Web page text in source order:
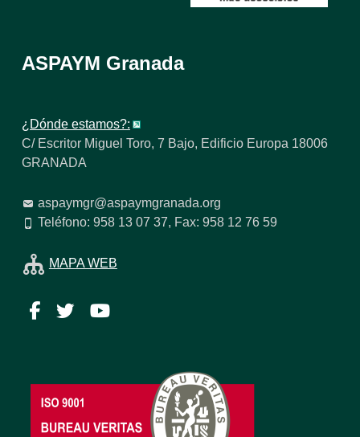
ASPAYM Granada
¿Dónde estamos?:
C/ Escritor Miguel Toro, 7 Bajo, Edificio Europa 18006
GRANADA
aspaymgr@aspaymgranada.org
Teléfono: 958 13 07 37, Fax: 958 12 76 59
MAPA WEB
Facebook
TwitterYouTube